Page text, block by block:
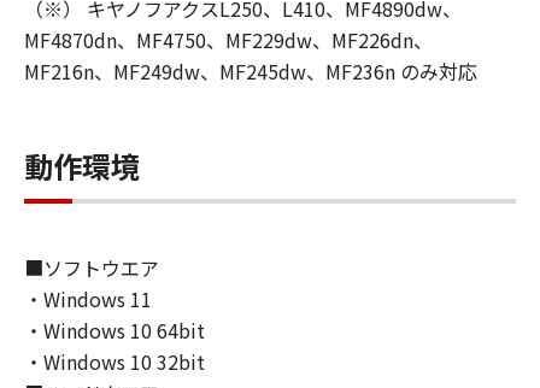
ユーザーは、日本国政府または該当国の政
府より必要な許可等を得ることなしに、本
ソフトウエアの全部または一部を、直接ま
以上
（※） キヤノフアクスL250、L410、MF4890dw、
MF4870dn、MF4750、MF229dw、MF226dn、
MF216n、MF249dw、MF245dw、MF236n のみ対応
動作環境
■ソフトウエア
・Windows 11
・Windows 10 64bit
・Windows 10 32bit